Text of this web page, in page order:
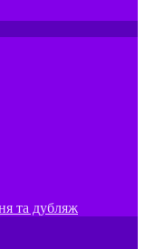
та дубляж